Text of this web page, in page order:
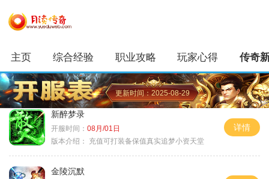
主页 综合经验 职业攻略 玩家心得 传奇
更新时间：2025-08-29
新醉梦录
开服时间： 08月/01日
版本介绍：
充值可打装备保值真实追梦小资天堂
详情
金陵沉默